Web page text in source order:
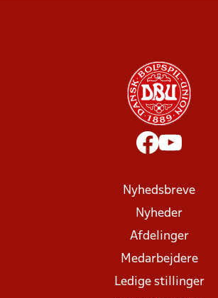
Nyhedsbreve
Nyheder
Afdelinger
Medarbejdere
Ledige stillinger